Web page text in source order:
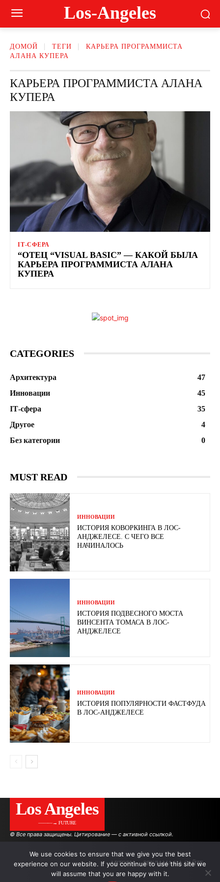
Los-Angeles
ДОМОЙ ТЕГИ
КАРЬЕРА ПРОГРАММИСТА
АЛАНА КУПЕРА
КАРЬЕРА ПРОГРАММИСТА АЛАНА
КУПЕРА
ІТ-СФЕРА
“ОТЕЦ “VISUAL BASIC” — КАКОЙ БЫЛА
КАРЬЕРА ПРОГРАММИСТА АЛАНА
КУПЕРА
CATEGORIES
Архитектура
47
Инновации
45
ІТ-сфера
35
Другое
4
Без категории
0
MUST READ
ИННОВАЦИИ
ИСТОРИЯ КОВОРКИНГА В ЛОС-
АНДЖЕЛЕСЕ. С ЧЕГО ВСЕ
НАЧИНАЛОСЬ
ИННОВАЦИИ
ИСТОРИЯ ПОДВЕСНОГО МОСТА
ВИНСЕНТА ТОМАСА В ЛОС-
АНДЖЕЛЕСЕ
ИННОВАЦИИ
ИСТОРИЯ ПОПУЛЯРНОСТИ ФАСТФУДА
В ЛОС-АНДЖЕЛЕСЕ
Los Angeles
———→ FUTURE
© Все права защищены. Цитирование — с активной ссылкой.
АВТОРЫ РЕКЛАМА НА САЙТЕ
We use cookies to ensure that we give you the best
experience on our website. If you continue to use this site we
will assume that you are happy with it.